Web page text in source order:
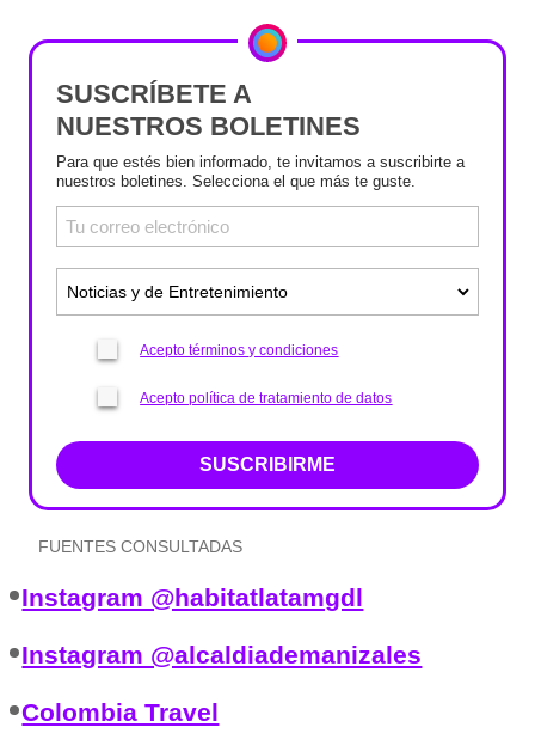
SUSCRÍBETE A
NUESTROS BOLETINES
Para que estés bien informado, te invitamos a suscribirte a
nuestros boletines. Selecciona el que más te guste.
Acepto términos y condiciones
Acepto política de tratamiento de datos
SUSCRIBIRME
FUENTES CONSULTADAS
Instagram @habitatlatamgdl
Instagram @alcaldiademanizales
Colombia Travel